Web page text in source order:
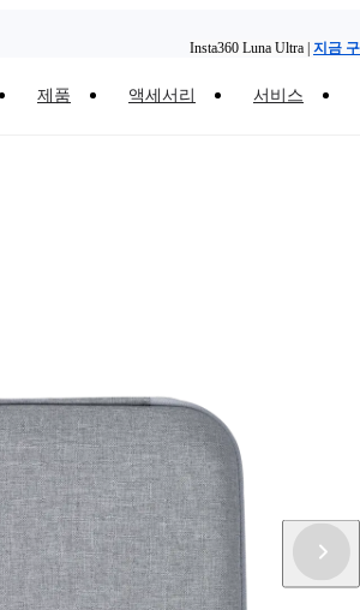
제품 액세서리 서비스